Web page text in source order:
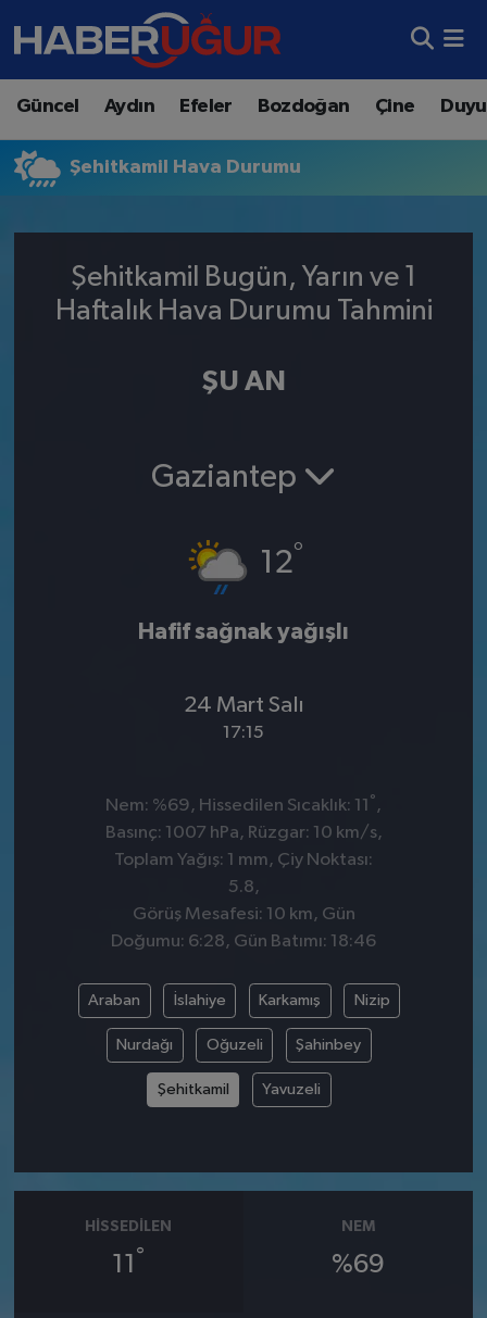
Güncel Aydın Efeler Bozdoğan Çine
Şehitkamil Hava Durumu
Şehitkamil Bugün, Yarın ve 1
Haftalık Hava Durumu Tahmini
ŞU AN
Gaziantep
12°
Hafif sağnak yağışlı
24 Mart Salı
17:15
Nem: %69, Hissedilen Sıcaklık: 11 ° ,
Basınç: 1007 hPa, Rüzgar: 10 km/s,
Toplam Yağış: 1 mm, Çiy Noktası:
5.8,
Görüş Mesafesi: 10 km, Gün
Doğumu: 6:28, Gün Batımı: 18:46
Araban İslahiye Karkamış Nizip
Nurdağı Oğuzeli Şahinbey
Şehitkamil Yavuzeli
HISSEDILEN
11 °
NEM
%69
Aydın Nöbetçi Eczaneler
Aydın Hava Durumu
Süper Lig Puan Durumu ve Fikstür
Haber Arşivi